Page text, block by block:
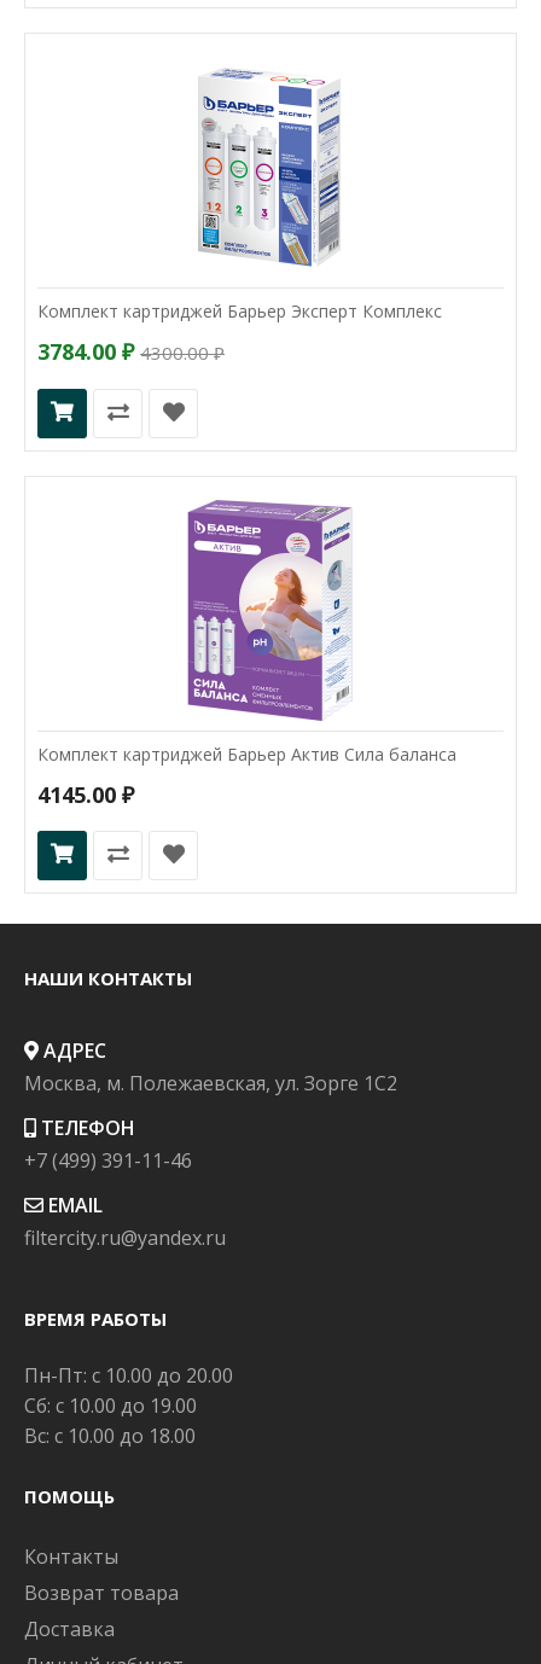
Комплект картриджей Барьер Эксперт Комплекс
3784.00 ₽ 4300.00 ₽
Комплект картриджей Барьер Актив Сила баланса
4145.00 ₽
НАШИ КОНТАКТЫ
АДРЕС
Москва, м. Полежаевская, ул. Зорге 1C2
ТЕЛЕФОН
+7 (499) 391-11-46
EMAIL
filtercity.ru@yandex.ru
ВРЕМЯ РАБОТЫ
Пн-Пт: с 10.00 до 20.00
Сб: с 10.00 до 19.00
Вс: с 10.00 до 18.00
ПОМОЩЬ
Контакты
Возврат товара
Доставка